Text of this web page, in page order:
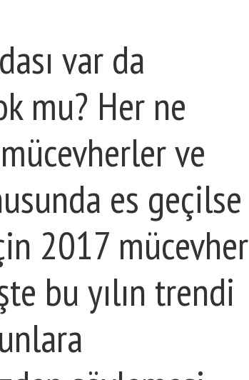
var da
mu? Her ne
ve
es geçilse
2017 mücevher
bu yılın trendi